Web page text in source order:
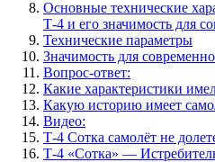
Основные технические
Т-4 и его значимость для
Технические параметры
Значимость для
Вопрос-ответ:
Какие характеристики
Какую историю имеет
Видео:
Т-4 Сотка самолёт не
Т-4 «Сотка» —